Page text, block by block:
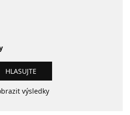
výsledky